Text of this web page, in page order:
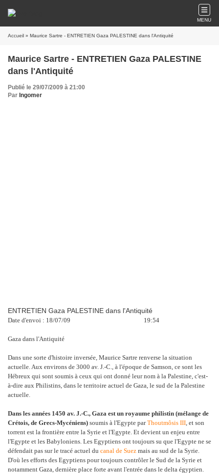
MENU
Accueil » Maurice Sartre - ENTRETIEN Gaza PALESTINE dans l'Antiquité
Maurice Sartre - ENTRETIEN Gaza PALESTINE
dans l'Antiquité
Publié le 29/07/2009 à 21:00
Par Ingomer
ENTRETIEN Gaza PALESTINE dans l'Antiquité
Date d'envoi : 18/07/09 19:54
Gaza dans l'Antiquité
Dans une sorte d'histoire inversée, Maurice Sartre renverse la situation
actuelle. Aux environs de 3000 av. J.-C., à l'époque de Samson, ce sont les
Hébreux qui sont soumis à ceux qui ont donné leur nom à la Palestine, c'est-
à-dire aux Philistins, dans le territoire actuel de Gaza, le sud de la Palestine
actuelle.
Dans les années 1450 av. J.-C., Gaza est un royaume philistin (mélange de
Crétois, de Grecs-Mycéniens) soumis à l'Egypte parThoutmôsis III, et son
torrent est la frontière entre la Syrie et l'Egypte. Et devient un enjeu entre
l'Egypte et les Babyloniens. Les Egyptiens ont toujours su que l'Egypte ne se
défendait pas sur le tracé actuel du canal de Suez mais au sud de la Syrie.
D'où les efforts des Egyptiens pour toujours contrôler le Sud de la Syrie et
notamment Gaza, dernière place forte avant l'entrée dans le delta égyptien.